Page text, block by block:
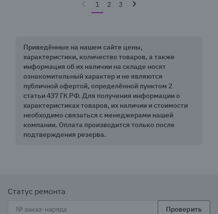
1 2 3
Приведённые на нашем сайте цены,
характеристики, количество товаров, а также
информация об их наличии на складе носят
ознакомительный характер и не являются
публичной офертой, определённой пунктом 2
статьи 437 ГК РФ. Для получения информации о
характеристиках товаров, их наличии и стоимости
необходимо связаться с менеджерами нашей
компании. Оплата производится только после
подтверждения резерва.
Статус ремонта
Проверить